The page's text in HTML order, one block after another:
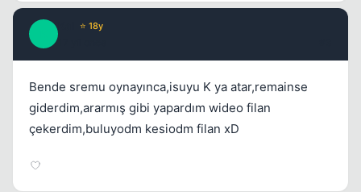
⭐ 18y
Bende sremu oynayınca,isuyu K ya atar,remainse
giderdim,ararmış gibi yapardım wideo filan
çekerdim,buluyodm kesiodm filan xD